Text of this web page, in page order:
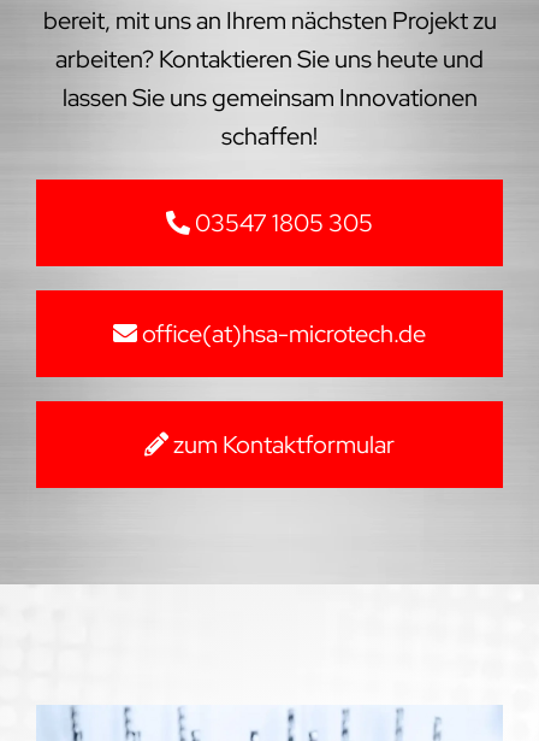
bereit, mit uns an Ihrem nächsten Projekt zu
arbeiten? Kontaktieren Sie uns heute und
lassen Sie uns gemeinsam Innovationen
schaffen!
03547 1805 305
office(at)hsa-microtech.de
zum Kontaktformular